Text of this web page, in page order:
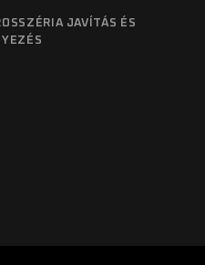
JAVÍTÁS ÉS